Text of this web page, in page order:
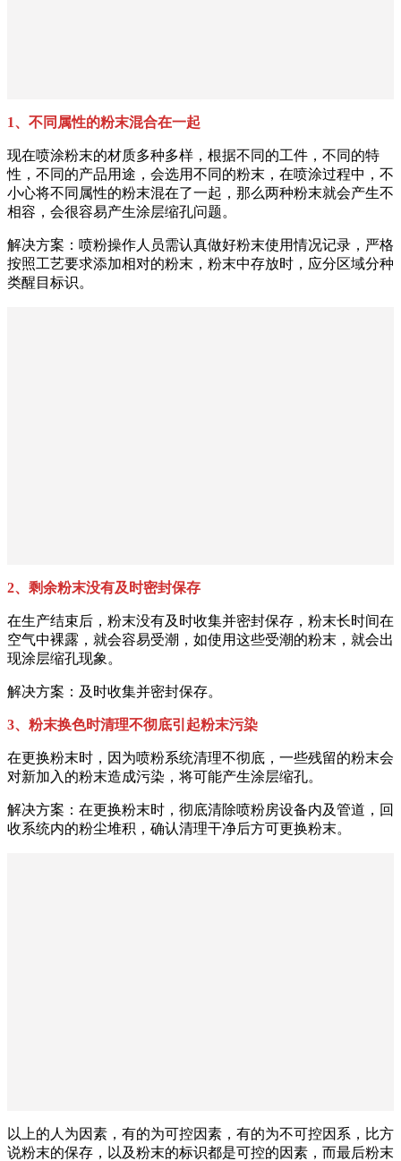
1、不同属性的粉末混合在一起
现在喷涂粉末的材质多种多样，根据不同的工件，不同的特
性，不同的产品用途，会选用不同的粉末，在喷涂过程中，不
小心将不同属性的粉末混在了一起，那么两种粉末就会产生不
相容，会很容易产生涂层缩孔问题。
解决方案：喷粉操作人员需认真做好粉末使用情况记录，严格
按照工艺要求添加相对的粉末，粉末中存放时，应分区域分种
类醒目标识。
2、剩余粉末没有及时密封保存
在生产结束后，粉末没有及时收集并密封保存，粉末长时间在
空气中裸露，就会容易受潮，如使用这些受潮的粉末，就会出
现涂层缩孔现象。
解决方案：及时收集并密封保存。
3、粉末换色时清理不彻底引起粉末污染
在更换粉末时，因为喷粉系统清理不彻底，一些残留的粉末会
对新加入的粉末造成污染，将可能产生涂层缩孔。
解决方案：在更换粉末时，彻底清除喷粉房设备内及管道，回
收系统内的粉尘堆积，确认清理干净后方可更换粉末。
以上的人为因素，有的为可控因素，有的为不可控因系，比方
说粉末的保存，以及粉末的标识都是可控的因素，而最后粉末